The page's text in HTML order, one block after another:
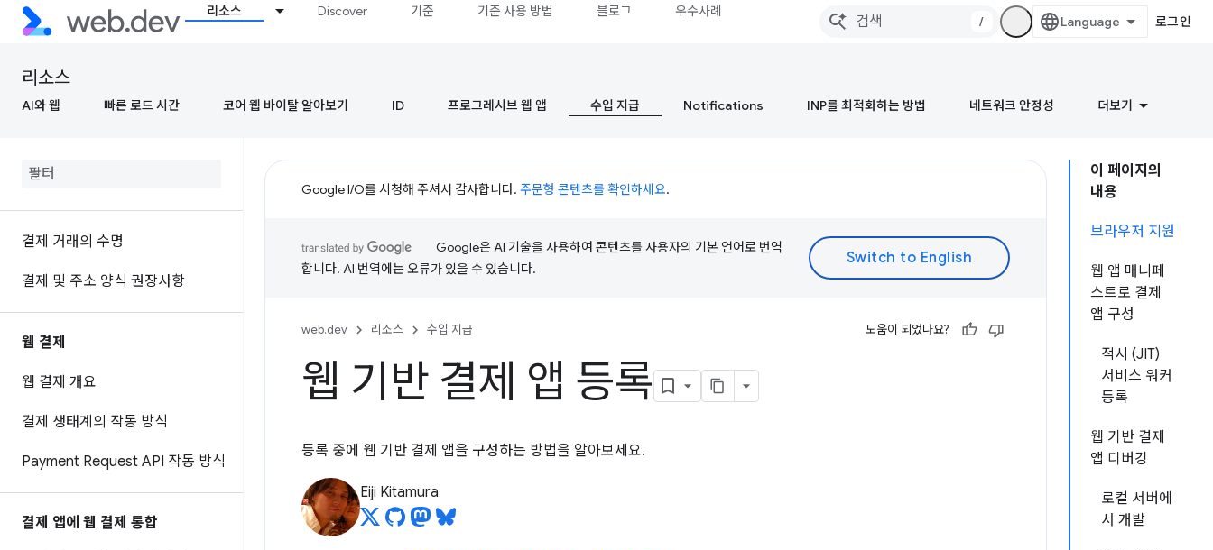
리소스 Discover 기준 기준 사용 방법 블로그 우수사례
/ 로그인
리소스
AI와 웹 빠른 로드 시간 코어 웹 바이탈 알아보기 ID 프로그레시브 웹 앱 수입 지급 Notifications INP를 최적화하는 방법 네트워크 안정성 더보기
결제 거래의 수명
결제 및 주소 양식 권장사항
웹 결제
웹 결제 개요
결제 생태계의 작동 방식
Payment Request API 작동 방식
결제 앱에 웹 결제 통합
이 페이지의
내용
브라우저 지원
웹 앱 매니페
스트로 결제
앱 구성
적시 (JIT)
서비스 워커
등록
웹 기반 결제
앱 디버깅
로컬 서버에
서 개발
Google I/O를 시청해 주셔서 감사합니다. 주문형 콘텐츠를 확인하세요.
Google은 AI 기술을 사용하여 콘텐츠를 사용자의 기본 언어로 번역
합니다. AI 번역에는 오류가 있을 수 있습니다.
web.dev 리소스 수입 지급 도움이 되었나요?
웹 기반 결제 앱 등록
등록 중에 웹 기반 결제 앱을 구성하는 방법을 알아보세요.
Eiji Kitamura